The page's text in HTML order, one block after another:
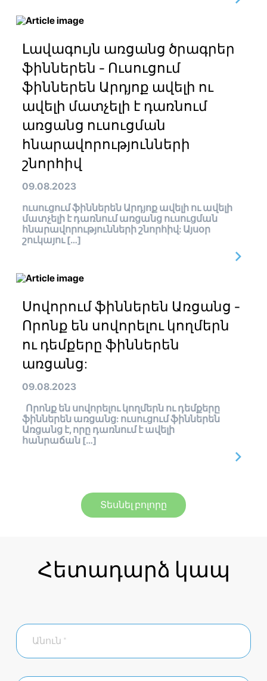
Լավագույն առցանց ծրագրեր
ֆիններեն - Ուսուցում
ֆիններեն Արդյոք ավելի ու
ավելի մատչելի է դառնում
առցանց ուսուցման
հնարավորությունների
շնորհիվ
09.08.2023
ուսուցում ֆիններեն Արդյոք ավելի ու ավելի
մատչելի է դառնում առցանց ուսուցման
հնարավորությունների շնորհիվ: Այսօր
շուկայու […]
Սովորում ֆիններեն Առցանց -
Որոնք են սովորելու կողմերն
ու դեմքերը ֆիններեն
առցանց:
09.08.2023
Որոնք են սովորելու կողմերն ու դեմքերը
ֆիններեն առցանց: ուսուցում ֆիններեն
Առցանց է, որը դառնում է ավելի
հանրաճան […]
Տեսնել բոլորը
Հետադարձ կապ